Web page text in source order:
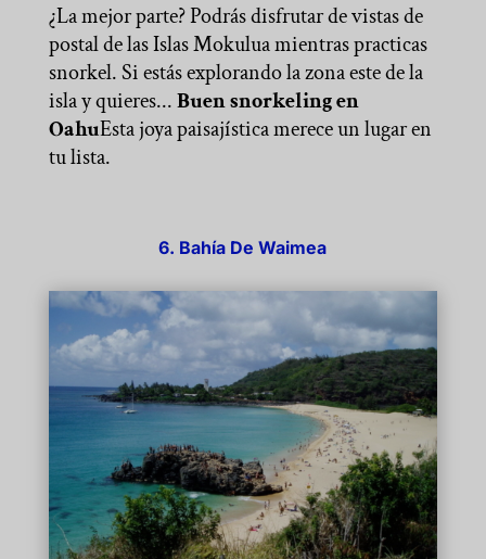
¿La mejor parte? Podrás disfrutar de vistas de
postal de las Islas Mokulua mientras practicas
snorkel. Si estás explorando la zona este de la
isla y quieres...Buen snorkeling en
OahuEsta joya paisajística merece un lugar en
tu lista.
6. Bahía De Waimea